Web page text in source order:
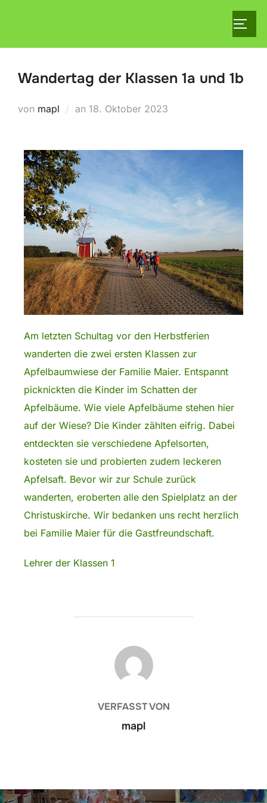
Wandertag der Klassen 1a und 1b
von mapl an 18. Oktober 2023
Am letzten Schultag vor den Herbstferien
wanderten die zwei ersten Klassen zur
Apfelbaumwiese der Familie Maier. Entspannt
picknickten die Kinder im Schatten der
Apfelbäume. Wie viele Apfelbäume stehen hier
auf der Wiese? Die Kinder zählten eifrig. Dabei
entdeckten sie verschiedene Apfelsorten,
kosteten sie und probierten zudem leckeren
Apfelsaft. Bevor wir zur Schule zurück
wanderten, eroberten alle den Spielplatz an der
Christuskirche. Wir bedanken uns recht herzlich
bei Familie Maier für die Gastfreundschaft.
Lehrer der Klassen 1
BEITRAGSAUTOR
VERFASST VON
mapl